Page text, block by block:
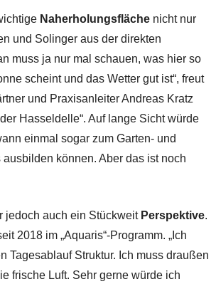
Naherholungsfläche nicht nur
und Solinger aus der direkten
muss ja nur mal schauen, was hier so
scheint und das Wetter gut ist“, freut
und Praxisanleiter Andreas Kratz
Hasseldelle“. Auf lange Sicht würde
einmal sogar zum Garten- und
ausbilden können. Aber das ist noch
jedoch auch ein Stückweit Perspektive.
2018 im „Aquaris“-Programm. „Ich
Tagesablauf Struktur. Ich muss draußen
frische Luft. Sehr gerne würde ich